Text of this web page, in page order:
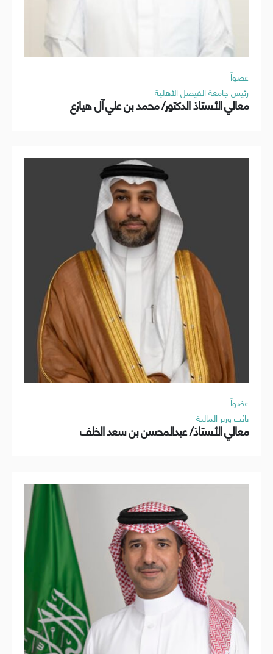
عضواً
رئيس جامعة الفيصل الأهلية
معالي الأستاذ الدكتور/ محمد بن علي آل هيازع
عضواً
نائب وزير المالية
معالي الأستاذ/ عبدالمحسن بن سعد الخلف